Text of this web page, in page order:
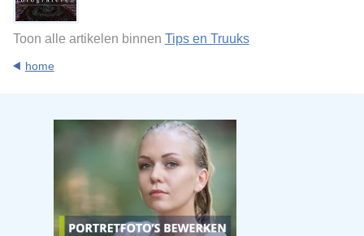
Toon alle artikelen binnen Tips en Truuks
home